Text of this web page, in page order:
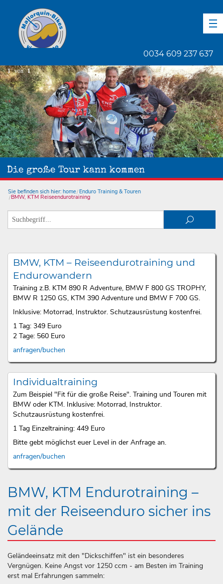
0034 609 237 637
Die große Tour kann kommen
1 von 1
Sie befinden sich hier: home Enduro Training & Touren
BMW, KTM Reiseendurotraining
BMW, KTM – Reiseendurotraining und
Endurowandern
Training z.B. KTM 890 R Adventure, BMW F 800 GS TROPHY,
BMW R 1250 GS, KTM 390 Adventure und BMW F 700 GS.
Inklusive: Motorrad, Instruktor. Schutzausrüstung kostenfrei.
1 Tag: 349 Euro
2 Tage: 560 Euro
anfragen/buchen
Individualtraining
Zum Beispiel "Fit für die große Reise". Training und Touren mit
BMW oder KTM. Inklusive: Motorrad, Instruktor.
Schutzausrüstung kostenfrei.
1 Tag Einzeltraining: 449 Euro
Bitte gebt möglichst euer Level in der Anfrage an.
anfragen/buchen
BMW, KTM Endurotraining –
mit der Reiseenduro sicher ins
Gelände
Geländeeinsatz mit den "Dickschiffen" ist ein besonderes
Vergnügen. Keine Angst vor 1250 ccm - am Besten im Training
erst mal Erfahrungen sammeln: